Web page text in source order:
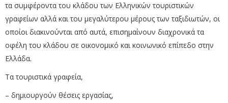
τα συμφέροντα του κλάδου των Ελληνικών τουριστικών
γραφείων αλλά και του μεγαλύτερου μέρους των ταξιδιωτών, οι
οποίοι διακινούνται από αυτά, επισημαίνουν διαχρονικά τα
οφέλη του κλάδου σε οικονομικό και κοινωνικό επίπεδο στην
Ελλάδα.
Τα τουριστικά γραφεία,
– δημιουργούν θέσεις εργασίας,